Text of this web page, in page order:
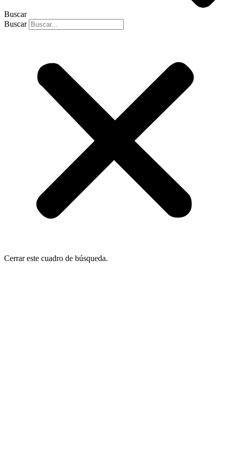
Buscar
Buscar
Cerrar este cuadro de búsqueda.